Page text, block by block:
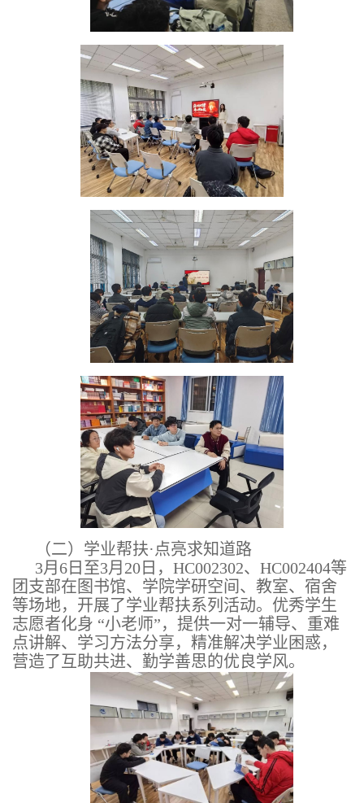
（二）学业帮扶·点亮求知道路
3月6日至3月20日，HC002302、HC002404等
团支部在图书馆、学院学研空间、教室、宿舍
等场地，开展了学业帮扶系列活动。优秀学生
志愿者化身 “小老师”，提供一对一辅导、重难
点讲解、学习方法分享，精准解决学业困惑，
营造了互助共进、勤学善思的优良学风。